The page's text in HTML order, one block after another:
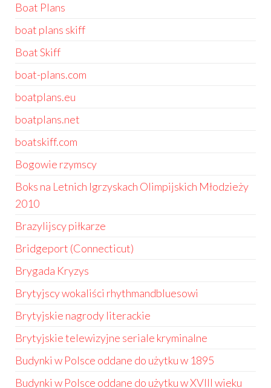
Boat Plans
boat plans skiff
Boat Skiff
boat-plans.com
boatplans.eu
boatplans.net
boatskiff.com
Bogowie rzymscy
Boks na Letnich Igrzyskach Olimpijskich Młodzieży
2010
Brazylijscy piłkarze
Bridgeport (Connecticut)
Brygada Kryzys
Brytyjscy wokaliści rhythmandbluesowi
Brytyjskie nagrody literackie
Brytyjskie telewizyjne seriale kryminalne
Budynki w Polsce oddane do użytku w 1895
Budynki w Polsce oddane do użytku w XVIII wieku